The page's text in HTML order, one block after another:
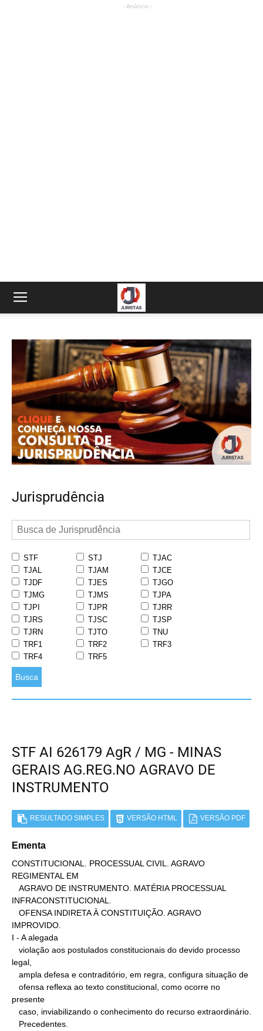
- Anúncio -
Jurisprudência
STF STJ
TJAC
TJAL
TJAM
TJCE
TJDF
TJES
TJGO
TJMG
TJMS
TJPA
TJPI
TJPR
TJRR
TJRS
TJSC
TJSP
TJRN
TJTO
TNU
TRF1
TRF2
TRF3
TRF4
TRF5
Busca
STF AI 626179 AgR / MG - MINAS
GERAIS AG.REG.NO AGRAVO DE
INSTRUMENTO
RESULTADO SIMPLES VERSÃO HTML VERSÃO PDF
Ementa
CONSTITUCIONAL. PROCESSUAL CIVIL. AGRAVO
REGIMENTAL EM
INFRACONSTITUCIONAL.
IMPROVIDO.
I - A alegada
legal,
presente